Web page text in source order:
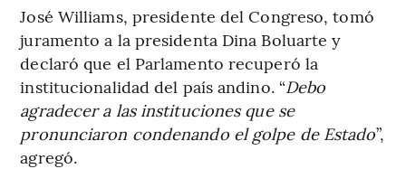
José Williams, presidente del Congreso, tomó
juramento a la presidenta Dina Boluarte y
declaró que el Parlamento recuperó la
institucionalidad del país andino. “Debo
agradecer a las instituciones que se
pronunciaron condenando el golpe de Estado”,
agregó.